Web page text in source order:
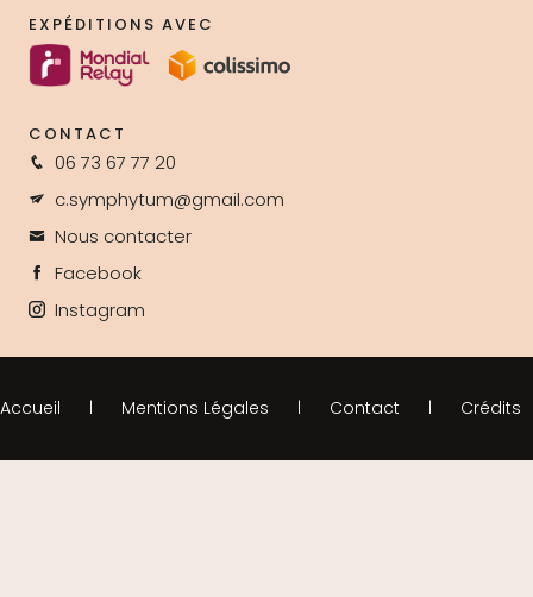
EXPÉDITIONS AVEC
CONTACT
06 73 67 77 20
c.symphytum@gmail.com
Nous contacter
Facebook
Instagram
Accueil Mentions Légales Contact Crédits